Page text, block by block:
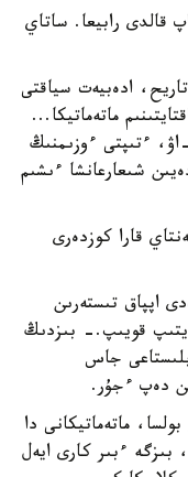
رابيعا. ساتاي
ادەبيەت سياقتى
ماتەماتيكا...
ءتىپتى ءوزىمنىڭ
شىعارعانشا ءىشىم
قارا كوزدەرى
اپپاق تىستەرىن
قويىپ.- بىزدىڭ
جاس
دەپ ءجۇر.
ماتەماتيكانى دا
بىزگە ءبىر كارى ايەل